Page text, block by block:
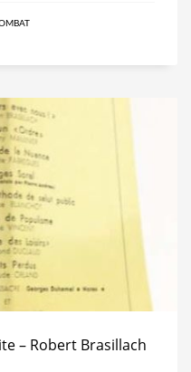
– Robert Brasillach